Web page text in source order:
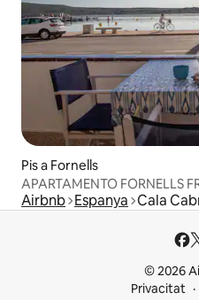
Pis a Fornells
Airbnb Espanya Cala
© 2026
Privacitat